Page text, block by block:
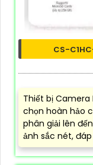
CS-
Thiết bị Camera
chọn hoàn hảo
phân giải lên
ảnh sắc nét,